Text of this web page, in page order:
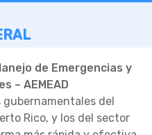
de Emergencias y
– AEMEAD
gubernamentales del
Rico, y los del sector